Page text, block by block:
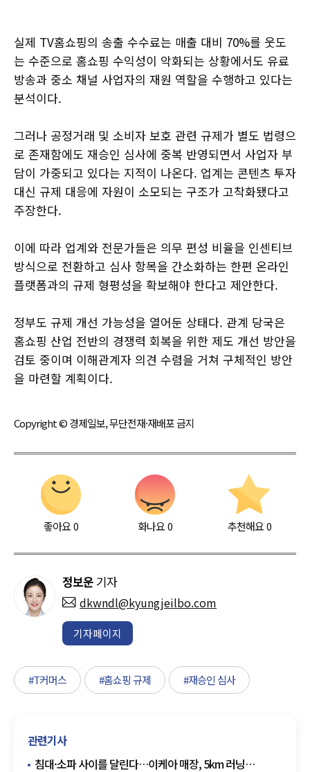
실제 TV홈쇼핑의 송출 수수료는 매출 대비 70%를 웃도
는 수준으로 홈쇼핑 수익성이 악화되는 상황에서도 유료
방송과 중소 채널 사업자의 재원 역할을 수행하고 있다는
분석이다.
그러나 공정거래 및 소비자 보호 관련 규제가 별도 법령으
로 존재함에도 재승인 심사에 중복 반영되면서 사업자 부
담이 가중되고 있다는 지적이 나온다. 업계는 콘텐츠 투자
대신 규제 대응에 자원이 소모되는 구조가 고착화됐다고
주장한다.
이에 따라 업계와 전문가들은 의무 편성 비율을 인센티브
방식으로 전환하고 심사 항목을 간소화하는 한편 온라인
플랫폼과의 규제 형평성을 확보해야 한다고 제안한다.
정부도 규제 개선 가능성을 열어둔 상태다. 관계 당국은
홈쇼핑 산업 전반의 경쟁력 회복을 위한 제도 개선 방안을
검토 중이며 이해관계자 의견 수렴을 거쳐 구체적인 방안
을 마련할 계획이다.
Copyright © 경제일보, 무단전재·재배포 금지
좋아요0 화나요0 추천해요 0
정보운 기자
dkwndl@kyungjeilbo.com
기자페이지
#T커머스 #홈쇼핑 규제 #재승인 심사
관련기사
침대·소파 사이를 달린다…이케아 매장, 5km 러닝